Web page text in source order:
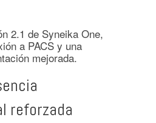
2.1 de Syneika One,
a PACS y una
mejorada.
reforzada